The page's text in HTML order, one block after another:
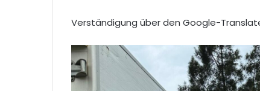
Verständigung über den Google-